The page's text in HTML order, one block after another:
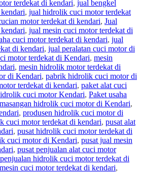
terdekat di kendari, jual bengkel
, jual hidrolik cuci motor terdekat
motor terdekat di kendari, Jual
, jual mesin cuci motor terdekat di
cuci motor terdekat di kendari, jual
di kendari, jual peralatan cuci motor di
motor terdekat di Kendari, mesin
, mesin hidrolik motor terdekat di
di Kendari, pabrik hidrolik cuci motor di
terdekat di kendari, paket alat cuci
cuci motor Kendari, Paket usaha
hidrolik cuci motor di Kendari,
, produsen hidrolik cuci motor di
cuci motor terdekat di kendari, pusat alat
, pusat hidrolik cuci motor terdekat di
cuci motor di Kendari, pusat jual mesin
, pusat penjualan alat cuci motor
hidrolik cuci motor terdekat di
cuci motor terdekat di kendari,